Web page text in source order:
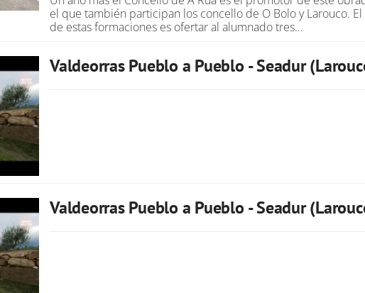
el que también participan los concello de O Bolo y Larouco.
de estas formaciones es ofertar al alumnado tres…
Valdeorras Pueblo a Pueblo - Seadur
Valdeorras Pueblo a Pueblo - Seadur